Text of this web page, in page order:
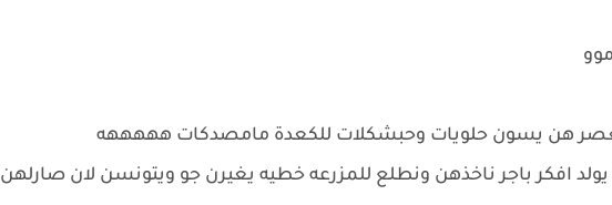
هن يسون حلويات وحبشكلات للكعدة مامصدكات هههههه
افكر باجر ناخذهن ونطلع للمزرعه خطيه يغيرن جو ويتونسن لان صارلهن